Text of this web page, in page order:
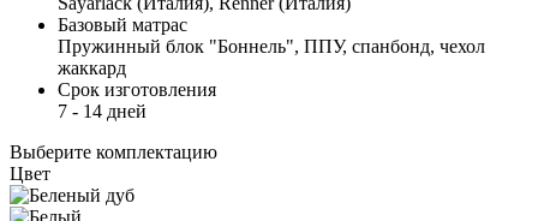
Базовый матрас
Пружинный блок "Боннель", ППУ, спанбонд, чехол
жаккард
Срок изготовления
7 - 14 дней
Выберите комплектацию
Цвет